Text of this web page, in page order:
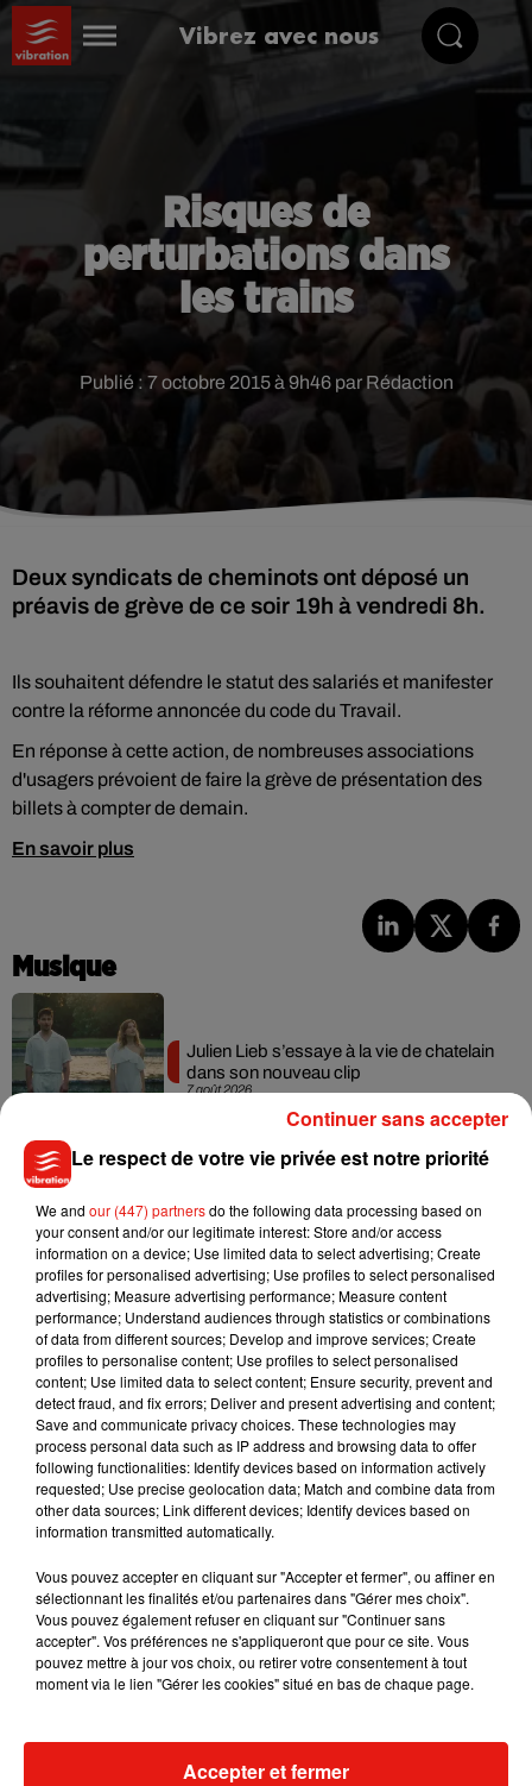
Vibrez avec nous
Risques de
perturbations dans
les trains
Publié : 7 octobre 2015 à 9h46 par Rédaction
Deux syndicats de cheminots ont déposé un
préavis de grève de ce soir 19h à vendredi 8h.
Ils souhaitent défendre le statut des salariés et manifester
contre la réforme annoncée du code du Travail.
En réponse à cette action, de nombreuses associations
d'usagers prévoient de faire la grève de présentation des
billets à compter de demain.
En savoir plus
Musique
7 août 2026
Julien Lieb s’essaye à la vie de chatelain
dans son nouveau clip
7 août 2026
Madonna sort enfin le remix de « Love
Sensation » avec Kylie Minogue
7 août 2026
Tayc et Didi B dévoilent le single le plus
dansant de l’année
Angèle et Amélie Lens dévoilent leur
Benny Blanco invite Selena Gomez et
Le respect de votre vie privée est notre priorité
We and our (447) partnersdo the following data processing based on
your consent and/or our legitimate interest: Store and/or access
information on a device; Use limited data to select advertising; Create
profiles for personalised advertising; Use profiles to select personalised
advertising; Measure advertising performance; Measure content
performance; Understand audiences through statistics or combinations
of data from different sources; Develop and improve services; Create
profiles to personalise content; Use profiles to select personalised
content; Use limited data to select content; Ensure security, prevent and
detect fraud, and fix errors; Deliver and present advertising and content;
Save and communicate privacy choices. These technologies may
process personal data such as IP address and browsing data to offer
following functionalities: Identify devices based on information actively
requested; Use precise geolocation data; Match and combine data from
other data sources; Link different devices; Identify devices based on
information transmitted automatically.
Vous pouvez accepter en cliquant sur "Accepter et fermer", ou affiner en
sélectionnant les finalités et/ou partenaires dans "Gérer mes choix".
Vous pouvez également refuser en cliquant sur "Continuer sans
accepter". Vos préférences ne s'appliqueront que pour ce site. Vous
pouvez mettre à jour vos choix, ou retirer votre consentement à tout
moment via le lien "Gérer les cookies" situé en bas de chaque page.
Accepter et fermer
Continuer sans accepter